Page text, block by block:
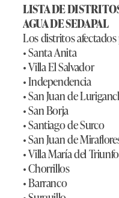
LISTA DE
AGUA DE SEDAPAL
Los distritos
• Santa Anita
• Villa El Salvador
• Independencia
• San Juan de
• San Borja
• Santiago de Surco
• San Juan de
• Villa María del Triunfo
• Chorrillos
• Barranco